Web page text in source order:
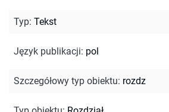
Typ: Tekst
Język publikacji: pol
Szczegółowy typ obiektu: rozdz